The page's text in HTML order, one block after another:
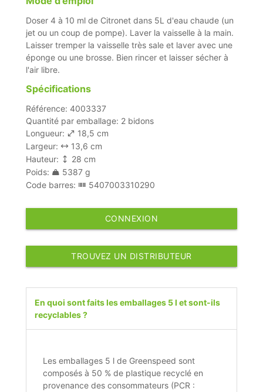
Doser 4 à 10 ml de Citronet dans 5L d'eau chaude (un
jet ou un coup de pompe). Laver la vaisselle à la main.
Laisser tremper la vaisselle très sale et laver avec une
éponge ou une brosse. Bien rincer et laisser sécher à
l'air libre.
Spécifications
Référence: 4003337
Quantité par emballage: 2 bidons
Longueur:
18,5 cm
Largeur:
13,6 cm
Hauteur:
28 cm
Poids:
5387 g
Code barres:
5407003310290
CONNEXION
TROUVEZ UN DISTRIBUTEUR
En quoi sont faits les emballages 5 l et sont-ils
recyclables ?
Les emballages 5 l de Greenspeed sont
composés à 50 % de plastique recyclé en
provenance des consommateurs (PCR :